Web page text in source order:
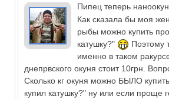
Пипец теперь
Как сказала бы моя
рыбы можно купить
катушку?"
Поэтому
именно в таком
днепрвского окуня стоит 10грн.
Сколько кг окуня можно БЫЛО
купил катушку?" ну или если проще